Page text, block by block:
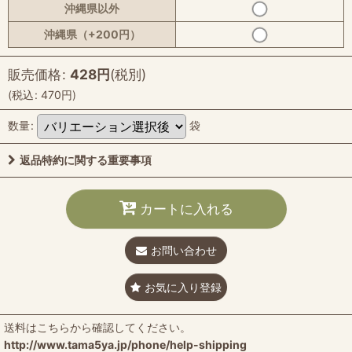
沖縄県以外
沖縄県（+200円）
販売価格: 428円(税別)
(税込: 470円)
数量: 袋
返品特約に関する重要事項
カートに入れる
お問い合わせ
お気に入り登録
送料はこちらから確認してください。
http://www.tama5ya.jp/phone/help-shipping